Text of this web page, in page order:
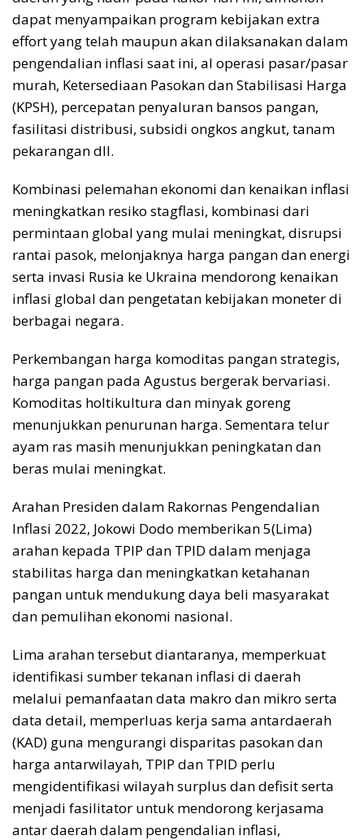
dapat menyampaikan program kebijakan extra
effort yang telah maupun akan dilaksanakan dalam
pengendalian inflasi saat ini, al operasi pasar/pasar
murah, Ketersediaan Pasokan dan Stabilisasi Harga
(KPSH), percepatan penyaluran bansos pangan,
fasilitasi distribusi, subsidi ongkos angkut, tanam
pekarangan dll.
Kombinasi pelemahan ekonomi dan kenaikan inflasi
meningkatkan resiko stagflasi, kombinasi dari
permintaan global yang mulai meningkat, disrupsi
rantai pasok, melonjaknya harga pangan dan energi
serta invasi Rusia ke Ukraina mendorong kenaikan
inflasi global dan pengetatan kebijakan moneter di
berbagai negara.
Perkembangan harga komoditas pangan strategis,
harga pangan pada Agustus bergerak bervariasi.
Komoditas holtikultura dan minyak goreng
menunjukkan penurunan harga. Sementara telur
ayam ras masih menunjukkan peningkatan dan
beras mulai meningkat.
Arahan Presiden dalam Rakornas Pengendalian
Inflasi 2022, Jokowi Dodo memberikan 5(Lima)
arahan kepada TPIP dan TPID dalam menjaga
stabilitas harga dan meningkatkan ketahanan
pangan untuk mendukung daya beli masyarakat
dan pemulihan ekonomi nasional.
Lima arahan tersebut diantaranya, memperkuat
identifikasi sumber tekanan inflasi di daerah
melalui pemanfaatan data makro dan mikro serta
data detail, memperluas kerja sama antardaerah
(KAD) guna mengurangi disparitas pasokan dan
harga antarwilayah, TPIP dan TPID perlu
mengidentifikasi wilayah surplus dan defisit serta
menjadi fasilitator untuk mendorong kerjasama
antar daerah dalam pengendalian inflasi,